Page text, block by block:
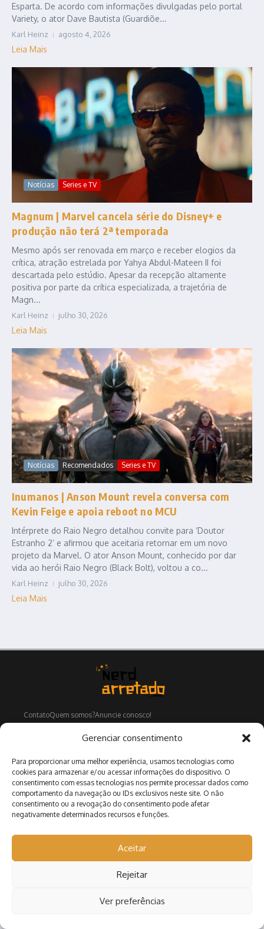
Gerenciar consentimento
Para proporcionar uma melhor experiência, usamos tecnologias como
cookies para armazenar e/ou acessar informações do dispositivo. O
consentimento com essas tecnologias nos permite processar dados como
comportamento da navegação ou IDs exclusivos neste site. O não
consentimento ou a revogação do consentimento pode afetar
negativamente determinados recursos e funções.
Aceitar
Rejeitar
Ver preferências
Esparta. De acordo com informações divulgadas pelo portal
Variety, o ator Dave Bautista (Guardiõe...
Karl Heinz agosto 4, 2026
Leia Mais
Notícias Series e TV
Magnum | Marvel cancela série do Disney+ e
produção não terá 2ª temporada
Mesmo após ser renovada em março e receber elogios da
crítica, atração estrelada por Yahya Abdul-Mateen II foi
descartada pelo estúdio. Apesar da recepção altamente
positiva por parte da crítica especializada, a trajetória de
Magn...
Karl Heinz julho 30, 2026
Leia Mais
Notícias Recomendados Series e TV
Inumanos | Anson Mount revela conversa com
Kevin Feige e apoia reboot no MCU
Intérprete do Raio Negro detalhou convite para ‘Doutor
Estranho 2’ e afirmou que aceitaria retornar em um novo
projeto da Marvel. O ator Anson Mount, conhecido por dar
vida ao herói Raio Negro (Black Bolt), voltou a co...
Karl Heinz julho 30, 2026
Leia Mais
ContatoQuem somos?Anuncie conosco!
Copyright © 2026 Nerd Arretado | Desenvolvido porRevista de
Notícias X